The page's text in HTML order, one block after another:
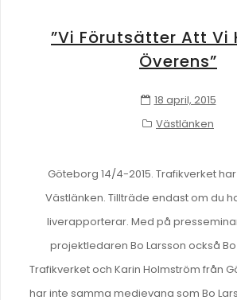
”Vi Förutsätter Att Vi
Överens”
18 april, 2015
Västlänken
Göteborg 14/4-2015. Trafikverket
Västlänken. Tillträde endast om du
liverapporterar. Med på
projektledaren Bo Larsson också
Trafikverket och Karin Holmström från
har inte samma medievana som Bo